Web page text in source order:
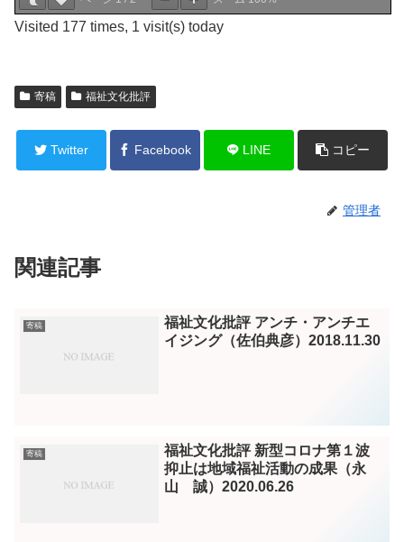
Visited 177 times, 1 visit(s) today
寄稿 福祉文化批評
Twitter Facebook LINE コピー
管理者
関連記事
寄稿
福祉文化批評 アンチ・アンチエ
イジング（佐伯典彦）2018.11.30
寄稿
福祉文化批評 新型コロナ第１波
抑止は地域福祉活動の成果（永
山 誠）2020.06.26